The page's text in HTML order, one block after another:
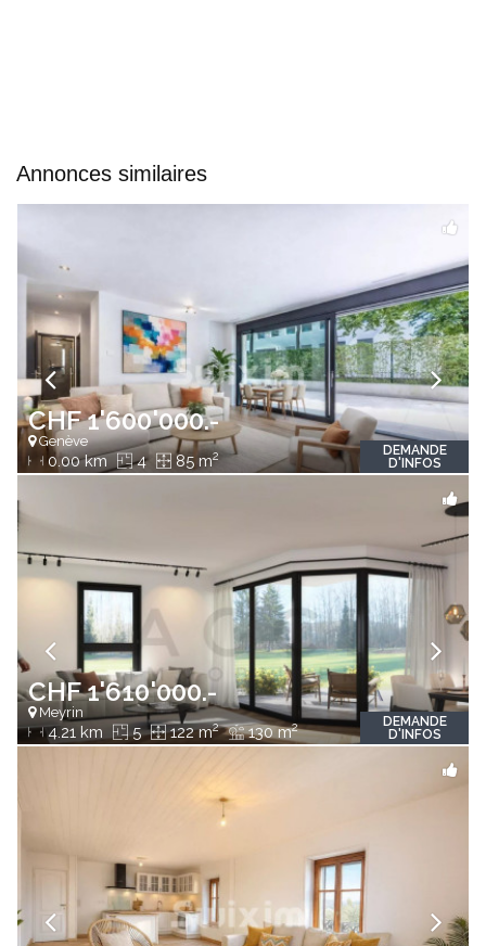
Annonces similaires
CHF 1'600'000.-
Genève
0.00 km 4 85 m2
DEMANDE
D'INFOS
CHF 1'610'000.-
Meyrin
4.21 km 5 122 m2 130 m2
DEMANDE
D'INFOS